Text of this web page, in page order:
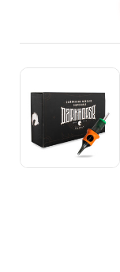
Количество